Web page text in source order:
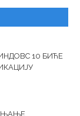
10 БИЋЕ